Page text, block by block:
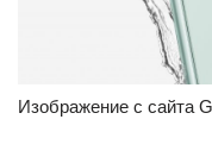
Изображение с сайта